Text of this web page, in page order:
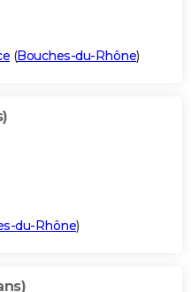
(Bouches-du-Rhône)
du-Rhône)